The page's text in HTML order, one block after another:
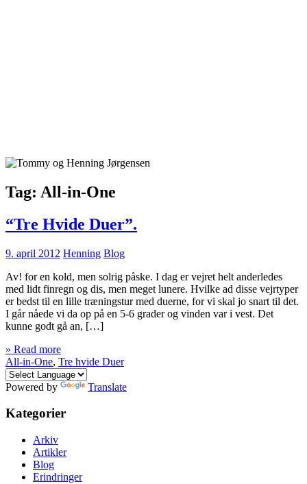
Tag: All-in-One
“Tre Hvide Duer”.
9. april 2012 Henning Blog
Av! for en kold, men solrig påske. I dag er vejret helt anderledes
med lidt finregn og dis, men meget lunere. Hvilke ad disse vejrtyper
er bedst til en lille træningstur med duerne, for vi skal jo snart til det.
I går nåede vi da op på en 5-6 grader og vinden var i vest. Det
kunne godt gå an, […]
» Read more
All-in-One, Tre hvide Duer
Powered by Translate
Kategorier
Arkiv
Artikler
Blog
Erindringer